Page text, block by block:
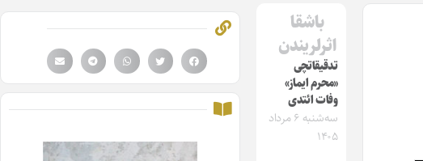
باشقا
اثرلریندن
تدقیقاتچی
«محرم ایماز»
وفات ائتدی
سه‌شنبه ۶ مرداد
۱۴۰۵